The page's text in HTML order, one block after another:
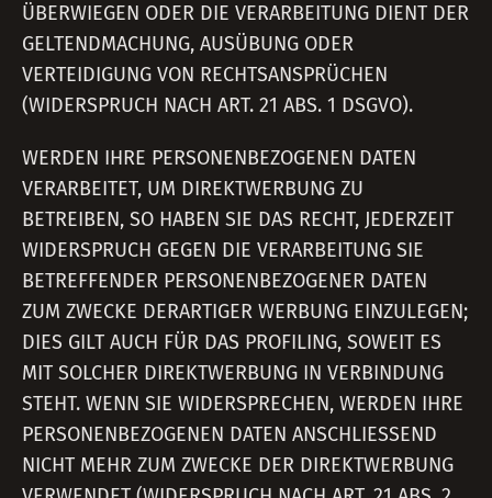
ÜBERWIEGEN ODER DIE VERARBEITUNG DIENT DER
GELTENDMACHUNG, AUSÜBUNG ODER
VERTEIDIGUNG VON RECHTSANSPRÜCHEN
(WIDERSPRUCH NACH ART. 21 ABS. 1 DSGVO).
WERDEN IHRE PERSONENBEZOGENEN DATEN
VERARBEITET, UM DIREKTWERBUNG ZU
BETREIBEN, SO HABEN SIE DAS RECHT, JEDERZEIT
WIDERSPRUCH GEGEN DIE VERARBEITUNG SIE
BETREFFENDER PERSONENBEZOGENER DATEN
ZUM ZWECKE DERARTIGER WERBUNG EINZULEGEN;
DIES GILT AUCH FÜR DAS PROFILING, SOWEIT ES
MIT SOLCHER DIREKTWERBUNG IN VERBINDUNG
STEHT. WENN SIE WIDERSPRECHEN, WERDEN IHRE
PERSONENBEZOGENEN DATEN ANSCHLIESSEND
NICHT MEHR ZUM ZWECKE DER DIREKTWERBUNG